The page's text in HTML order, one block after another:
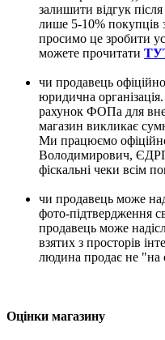
залишити відгук
лише 5-10% покупців
просимо це зробити
можете прочитати
чи продавець
юридична
рахунок ФОПа для
магазин викликає
Ми працюємо
Володимирович,
фіскальні чеки всім
чи продавець може
фото-підтвердження
продавець може
взятих з просторів
людина продає не "на
Оцінки магазину